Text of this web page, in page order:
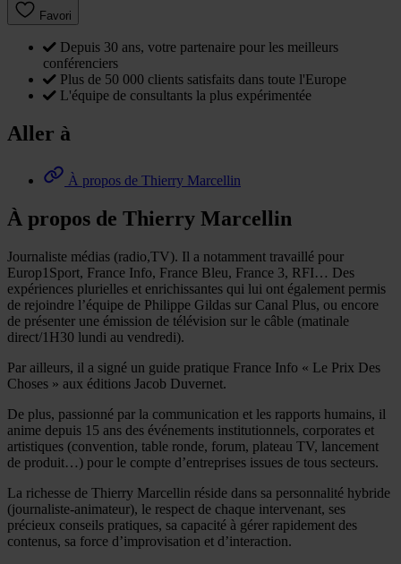
Favori
Depuis 30 ans, votre partenaire pour les meilleurs
conférenciers
Plus de 50 000 clients satisfaits dans toute l'Europe
L'équipe de consultants la plus expérimentée
Aller à
À propos de Thierry Marcellin
À propos de Thierry Marcellin
Journaliste médias (radio,TV). Il a notamment travaillé pour
Europ1Sport, France Info, France Bleu, France 3, RFI… Des
expériences plurielles et enrichissantes qui lui ont également permis
de rejoindre l’équipe de Philippe Gildas sur Canal Plus, ou encore
de présenter une émission de télévision sur le câble (matinale
direct/1H30 lundi au vendredi).
Par ailleurs, il a signé un guide pratique France Info « Le Prix Des
Choses » aux éditions Jacob Duvernet.
De plus, passionné par la communication et les rapports humains, il
anime depuis 15 ans des événements institutionnels, corporates et
artistiques (convention, table ronde, forum, plateau TV, lancement
de produit…) pour le compte d’entreprises issues de tous secteurs.
La richesse de Thierry Marcellin réside dans sa personnalité hybride
(journaliste-animateur), le respect de chaque intervenant, ses
précieux conseils pratiques, sa capacité à gérer rapidement des
contenus, sa force d’improvisation et d’interaction.